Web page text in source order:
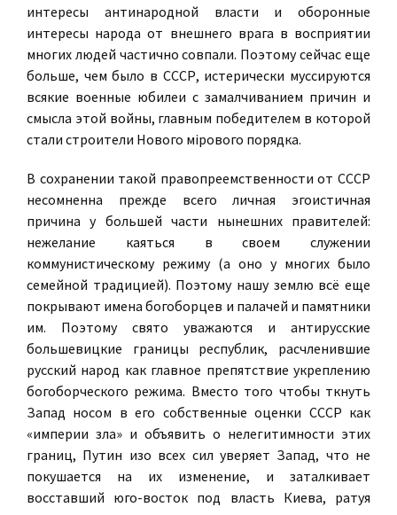
интересы антинародной власти и оборонные
интересы народа от внешнего врага в восприятии
многих людей частично совпали. Поэтому сейчас еще
больше, чем было в СССР, истерически муссируются
всякие военные юбилеи с замалчиванием причин и
смысла этой войны, главным победителем в которой
стали строители Нового мiрового порядка.
В сохранении такой правопреемственности от СССР
несомненна прежде всего личная эгоистичная
причина у большей части нынешних правителей:
нежелание каяться в своем служении
коммунистическому режиму (а оно у многих было
семейной традицией). Поэтому нашу землю всё еще
покрывают имена богоборцев и палачей и памятники
им. Поэтому свято уважаются и антирусские
большевицкие границы республик, расчленившие
русский народ как главное препятствие укреплению
богоборческого режима. Вместо того чтобы ткнуть
Запад носом в его собственные оценки СССР как
«империи зла» и объявить о нелегитимности этих
границ, Путин изо всех сил уверяет Запад, что не
покушается на их изменение, и заталкивает
восставший юго-восток под власть Киева, ратуя